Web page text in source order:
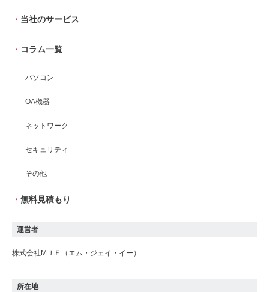
・ 当社のサービス
・ コラム一覧
- パソコン
- OA機器
- ネットワーク
- セキュリティ
- その他
・ 無料見積もり
運営者
株式会社МＪＥ（エム・ジェイ・イー）
所在地